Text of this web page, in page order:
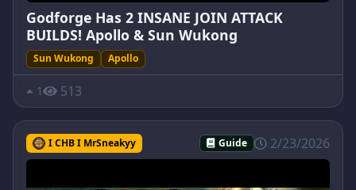
Godforge Has 2 INSANE JOIN ATTACK
BUILDS! Apollo & Sun Wukong
Sun Wukong Apollo
1 513
I CHB I MrSneakyy Guide 2/23/2026